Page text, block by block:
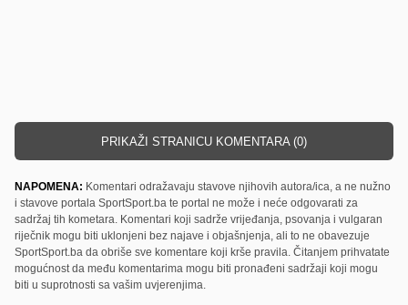
PRIKAŽI STRANICU KOMENTARA (0)
NAPOMENA: Komentari odražavaju stavove njihovih autora/ica, a ne nužno
i stavove portala SportSport.ba te portal ne može i neće odgovarati za
sadržaj tih kometara. Komentari koji sadrže vrijeđanja, psovanja i vulgaran
riječnik mogu biti uklonjeni bez najave i objašnjenja, ali to ne obavezuje
SportSport.ba da obriše sve komentare koji krše pravila. Čitanjem prihvatate
mogućnost da među komentarima mogu biti pronađeni sadržaji koji mogu
biti u suprotnosti sa vašim uvjerenjima.